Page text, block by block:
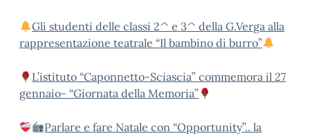
Gli studenti delle classi 2^ e 3^ della G.Verga alla
rappresentazione teatrale “Il bambino di burro”
L’istituto “Caponnetto-Sciascia” commemora il 27
gennaio- “Giornata della Memoria”
Parlare e fare Natale con “Opportunity”.. la